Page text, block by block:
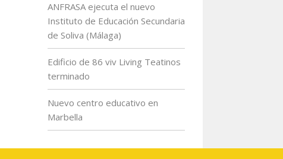
ANFRASA ejecuta el nuevo
Instituto de Educación Secundaria
de Soliva (Málaga)
Edificio de 86 viv Living Teatinos
terminado
Nuevo centro educativo en
Marbella